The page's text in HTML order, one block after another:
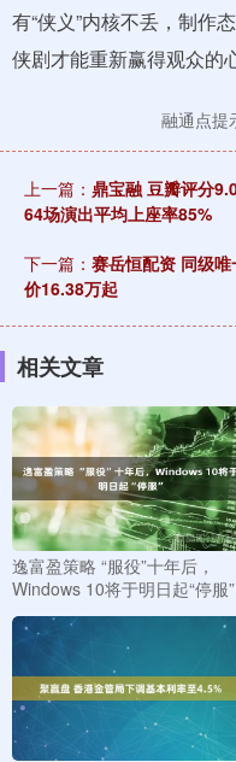
有“侠义”内核不丢，制作
侠剧才能重新赢得观众的心
融通点提
上一篇： 鼎宝融 豆瓣评分
64场演出平均上座率85%
下一篇： 赛岳恒配资 同级
价16.38万起
相关文章
逸富盈策略 “服役”十年后，
Windows 10将于明日起“停服”